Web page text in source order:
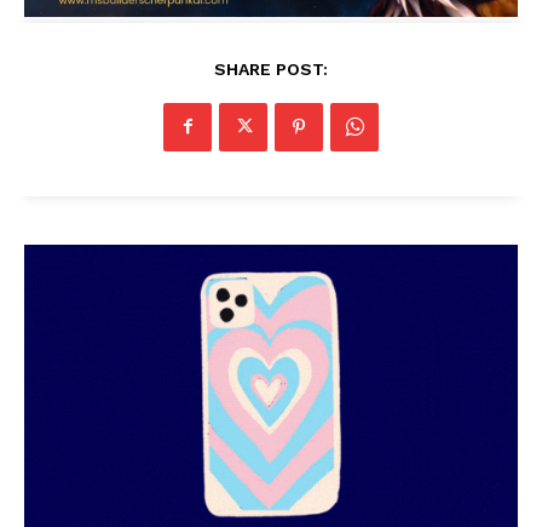
SHARE POST: